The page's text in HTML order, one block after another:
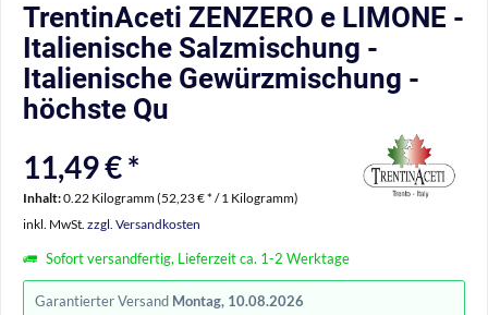
TrentinAceti ZENZERO e LIMONE -
Italienische Salzmischung -
Italienische Gewürzmischung -
höchste Qu
11,49 € *
Inhalt:0.22 Kilogramm (52,23 € * / 1 Kilogramm)
inkl. MwSt. zzgl. Versandkosten
Sofort versandfertig, Lieferzeit ca. 1-2 Werktage
Garantierter Versand Montag, 10.08.2026